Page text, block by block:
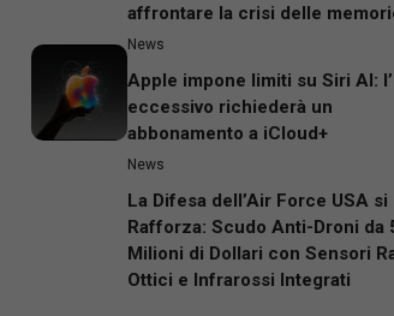
affrontare la crisi delle
News
Apple impone limiti su Siri AI:
eccessivo richiederà un
abbonamento a iCloud+
News
La Difesa dell’Air Force USA si
Rafforza: Scudo Anti-Droni da
Milioni di Dollari con Sensori
Ottici e Infrarossi Integrati